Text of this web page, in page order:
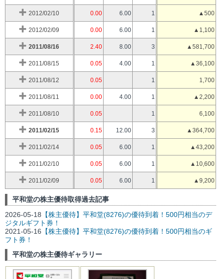
2012/02/10 0.00 6.00 1 ▲500
2012/02/09 0.00 6.00 1 ▲1,100
2011/08/16 2.40 8.00 3 ▲581,700
2011/08/15 0.05 4.00 1 ▲36,100
2011/08/12 0.05 1 1,700
2011/08/11 0.00 4.00 1 ▲2,200
2011/08/10 0.05 1 6,100
2011/02/15 0.15 12.00 3 ▲364,700
2011/02/14 0.05 6.00 1 ▲43,200
2011/02/10 0.05 6.00 1 ▲10,600
2011/02/09 0.05 6.00 1 ▲9,200
平和堂の株主優待取得過去記事
2026-05-18 【株主優待】平和堂(8276)の優待到着！500円相当のデ
ジタルギフト券！
2021-05-16 【株主優待】平和堂(8276)の優待到着！500円相当のギ
フト券！
平和堂の株主優待ギャラリー